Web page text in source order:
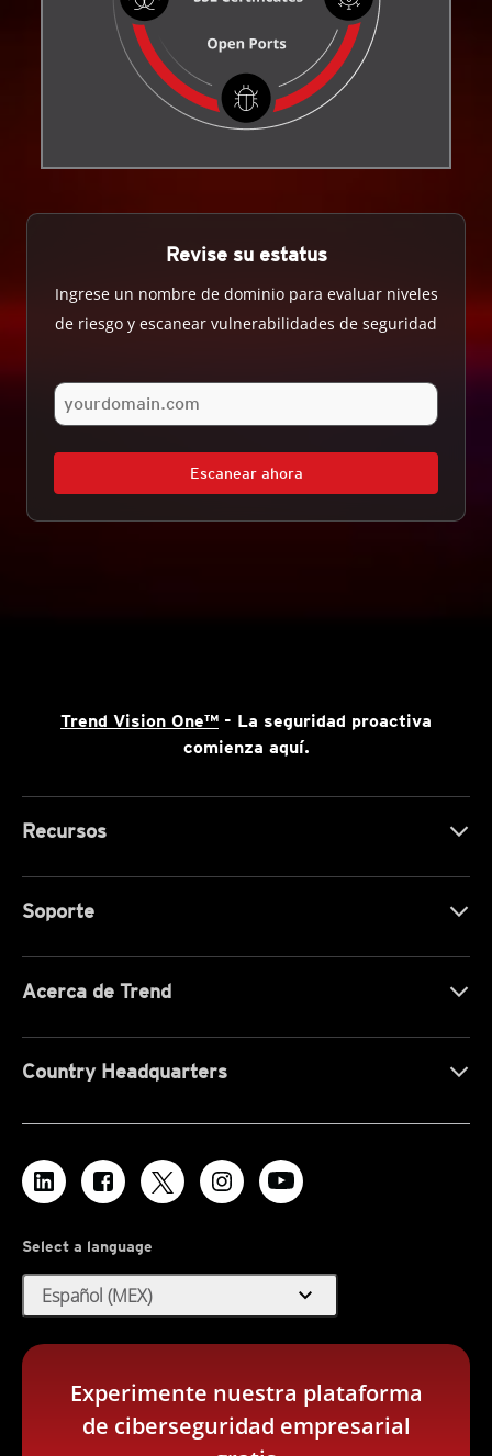
Revise su estatus
Ingrese un nombre de dominio para evaluar niveles
de riesgo y escanear vulnerabilidades de seguridad
Escanear ahora
Trend Vision One™ - La seguridad proactiva
comienza aquí.
Recursos
Soporte
Acerca de Trend
Country Headquarters
Select a language
Español (MEX) expand_more
Experimente nuestra plataforma
de ciberseguridad empresarial